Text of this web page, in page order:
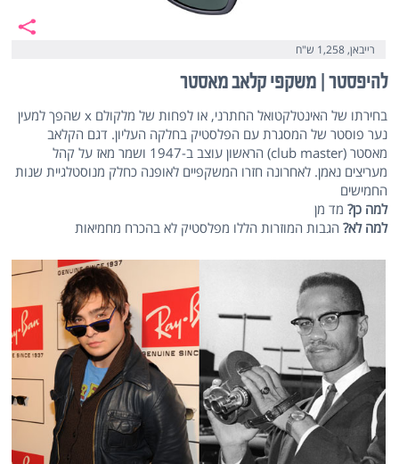
רייבאן, 1,258 ש"ח
להיפסטר | משקפי קלאב מאסטר
בחירתו של האינטלקטואל החתרני, או לפחות של מלקולם x שהפך למעין
נער פוסטר של המסגרת עם הפלסטיק בחלקה העליון. דגם הקלאב
מאסטר (club master) הראשון עוצב ב-1947 ושמר מאז על קהל
מעריצים נאמן. לאחרונה חזרו המשקפיים לאופנה כחלק מנוסטלגיית שנות
החמישים
למה כן? מד מן
למה לא? הגבות המוזרות הללו מפלסטיק לא בהכרח מחמיאות